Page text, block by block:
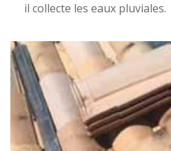
il collecte les eaux pluviales.